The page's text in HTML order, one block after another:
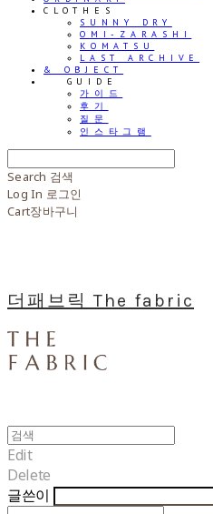
CLOTHES
SUNNY DRY
OMI-ZARASHI
KOMATSU
LAST ARCHIVE
& OBJECT
⠀⠀GUIDE
가이드
후기
질문
인스타그램
Search 검색
Log In 로그인
Cart장바구니
더패브릭 The fabric
Edit
Delete
글쓴이